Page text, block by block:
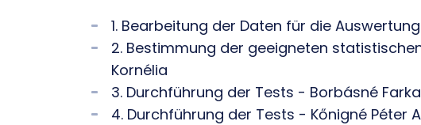
1. Bearbeitung der Daten für die
2. Bestimmung der geeigneten
Kornélia
3. Durchführung der Tests - Borbásné
4. Durchführung der Tests - Kőnigné Péter